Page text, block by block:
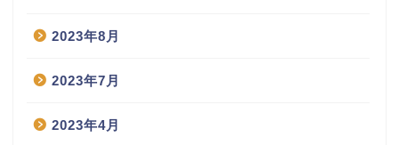
2023年8月
2023年7月
2023年4月